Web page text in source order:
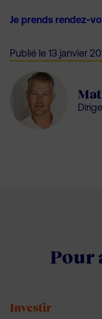
Je prends rendez-
Publié le 13 janvier
Pour
Investir